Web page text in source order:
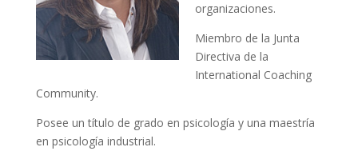
organizaciones.
Miembro de la Junta
Directiva de la
International Coaching
Community.
Posee un título de grado en psicología y una maestría
en psicología industrial.